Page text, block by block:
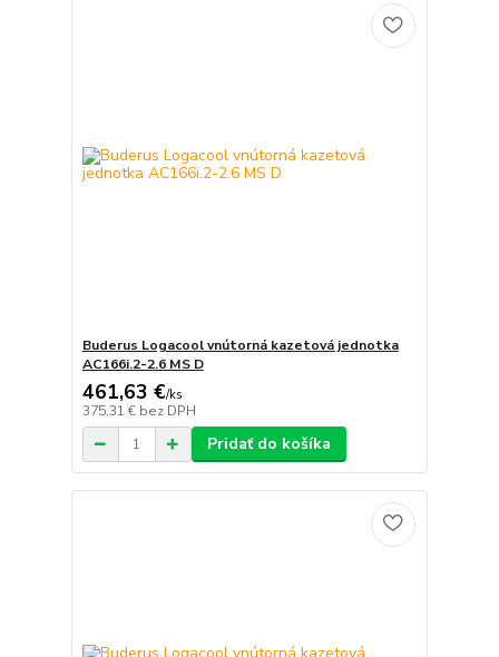
Buderus Logacool vnútorná kazetová jednotka
AC166i.2-2.6 MS D
461,63 €/ks
375,31 € bez DPH
Pridať do košíka